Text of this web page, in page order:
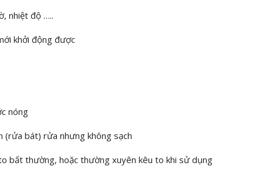
nhiệt độ …..
khởi động được
nóng
(rửa bát) rửa nhưng không sạch
bất thường, hoặc thường xuyên kêu to khi sử dụng